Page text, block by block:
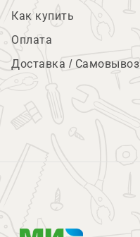
Как купить
Оплата
Доставка / Самовывоз